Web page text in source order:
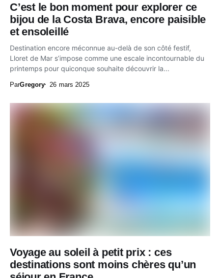
C’est le bon moment pour explorer ce
bijou de la Costa Brava, encore paisible
et ensoleillé
Destination encore méconnue au-delà de son côté festif,
Lloret de Mar s’impose comme une escale incontournable du
printemps pour quiconque souhaite découvrir la...
ParGregory 26 mars 2025
Voyage au soleil à petit prix : ces
destinations sont moins chères qu’un